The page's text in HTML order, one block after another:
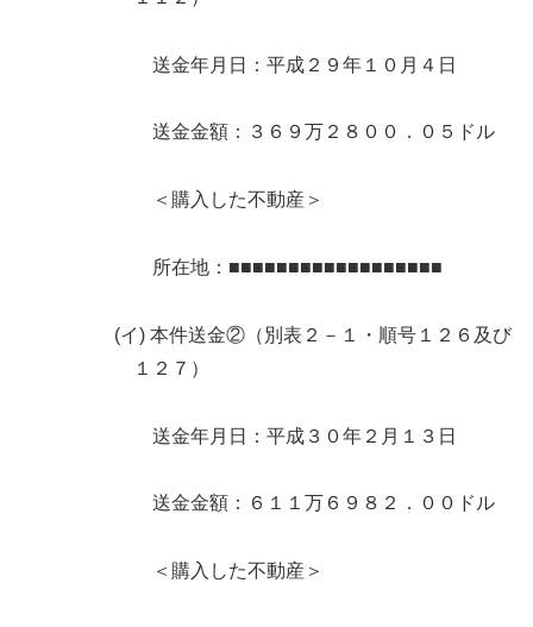
送金年月日：平成２９年１０月４日
送金金額：３６９万２８００．０５ドル
＜購入した不動産＞
所在地：■■■■■■■■■■■■■■■■■■
(イ) 本件送金②（別表２－１・順号１２６及び
１２７）
送金年月日：平成３０年２月１３日
送金金額：６１１万６９８２．００ドル
＜購入した不動産＞